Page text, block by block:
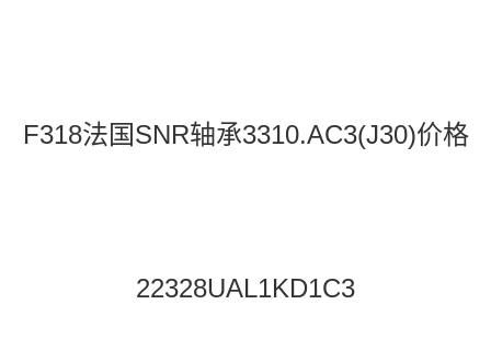
F318法国SNR轴承3310.AC3(J30)价格
22328UAL1KD1C3